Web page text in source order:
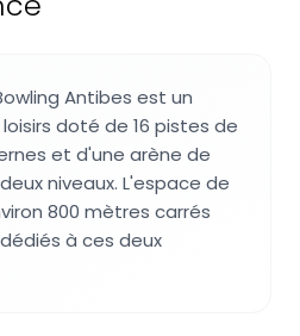
Antibes est un
doté de 16 pistes de
et d'une arène de
niveaux. L'espace de
800 mètres carrés
à ces deux